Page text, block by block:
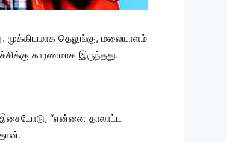
முக்கியமாக தெலுங்கு, மலையாளம்
காரணமாக இருந்தது.
இசையோடு, “என்னை தாலாட்ட